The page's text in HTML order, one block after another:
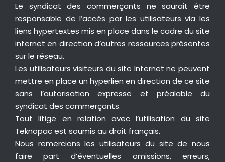
Le syndicat des commerçants ne saurait être
responsable de l’accès par les utilisateurs via les
liens hypertextes mis en place dans le cadre du site
internet en direction d’autres ressources présentes
sur le réseau.
Les utilisateurs visiteurs du site Internet ne peuvent
mettre en place un hyperlien en direction de ce site
sans l’autorisation expresse et préalable du
syndicat des commerçants.
Tout litige en relation avec l’utilisation du site
Teknopac est soumis au droit français.
Nous remercions les utilisateurs du site de nous
faire part d’éventuelles omissions, erreurs,